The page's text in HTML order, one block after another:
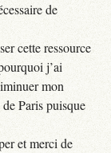
de
cette ressource
j’ai
mon
Paris puisque
et merci de